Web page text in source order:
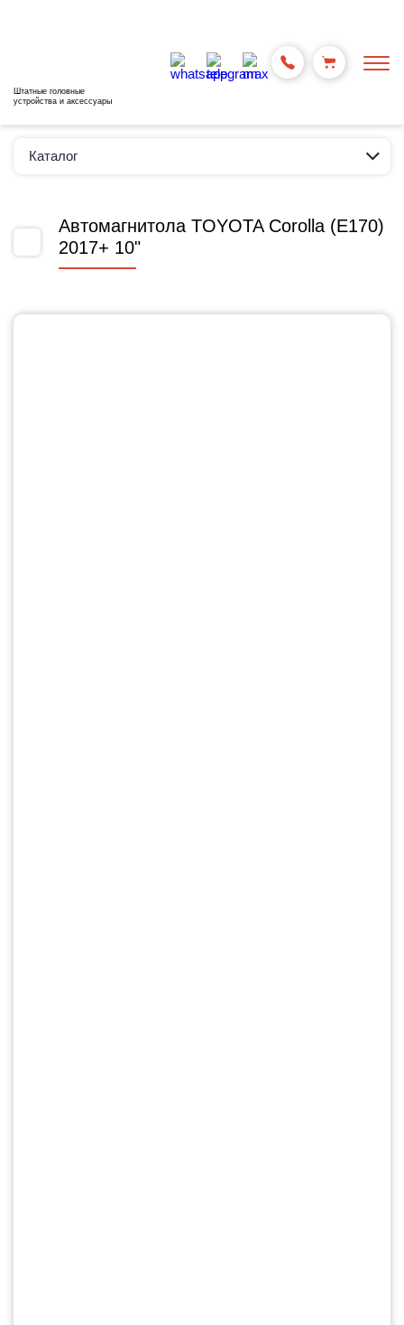
Штатные головные
устройства и аксессуары
Каталог
Автомагнитола TOYOTA Corolla (E170)
2017+ 10"